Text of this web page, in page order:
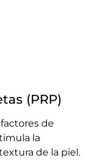
(PRP)
de
la
de la piel.